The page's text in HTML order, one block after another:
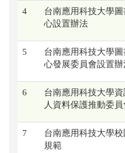
4
台南應用科技大學
心設置辦法
5
台南應用科技大學
心發展委員會設置辦
6
台南應用科技大學
人資料保護推動委
7
台南應用科技大學
規範